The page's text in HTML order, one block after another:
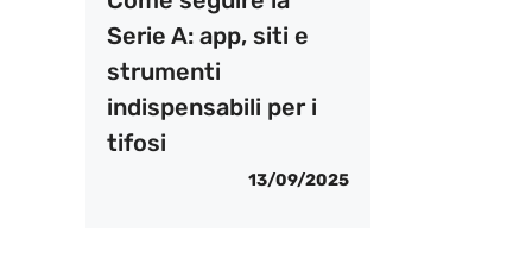
Serie A: app, siti e
strumenti
indispensabili per i
tifosi
13/09/2025